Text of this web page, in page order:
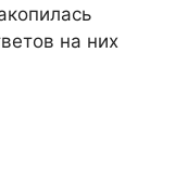
на них